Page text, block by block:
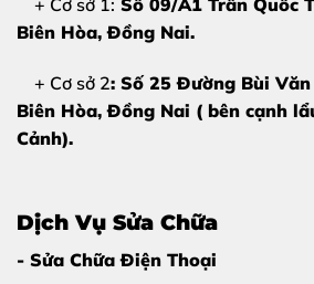
+ Cơ sở 1: Số 09/A1 Trần Quốc
Biên Hòa, Đồng Nai.
+ Cơ sở 2: Số 25 Đường Bùi
Biên Hòa, Đồng Nai ( bên cạnh
Cảnh).
Dịch Vụ Sửa Chữa
- Sửa Chữa Điện Thoại